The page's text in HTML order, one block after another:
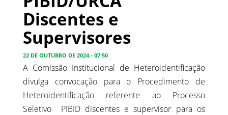
Discentes e
Supervisores
22 DE OUTUBRO DE 2024 - 07:50
A Comissão Institucional de Heteroidentificação
divulga convocação para o Procedimento de
Heteroidentificação referente ao Processo
Seletivo PIBID discentes e supervisor para os